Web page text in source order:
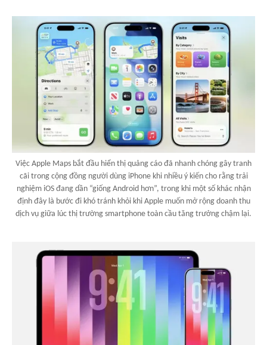
Việc Apple Maps bắt đầu hiển thị quảng cáo đã nhanh chóng gây tranh
cãi trong cộng đồng người dùng iPhone khi nhiều ý kiến cho rằng trải
nghiệm iOS đang dần “giống Android hơn”, trong khi một số khác nhận
định đây là bước đi khó tránh khỏi khi Apple muốn mở rộng doanh thu
dịch vụ giữa lúc thị trường smartphone toàn cầu tăng trưởng chậm lại.